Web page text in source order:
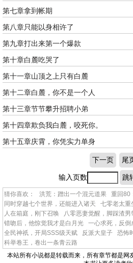
第七章拿到帐期
第八章只能以身相许了
第九章打出来第一个爆款
第十章白麓吃哭了
第十一章山顶之上只有白麓
第十二章白麓，你不是一个人
第十三章节节攀升招聘小弟
第十四章欺负我白麓，咬死你。
第十五章庆霄，你凭实力单身
下一页 尾
输入页数 跳
猜你喜欢： 洪荒：蹭出一个混元道果
重回80
同时穿越七个世界，还能进入诸天
七零老太重
人在箱庭，刚下召唤
八零恶妻觉醒，脚踩渣男
错吻后，他惊觉我才是白月光
一心求死，反倒
全民神祇，开局SSS级天赋
反派大皇子
恐怖
科举卷王，卷出一条青云路
本站所有小说都是转载而来，所有章节都是网